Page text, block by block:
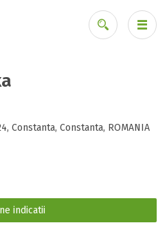
Constanta, Constanta, ROMANIA
indicatii